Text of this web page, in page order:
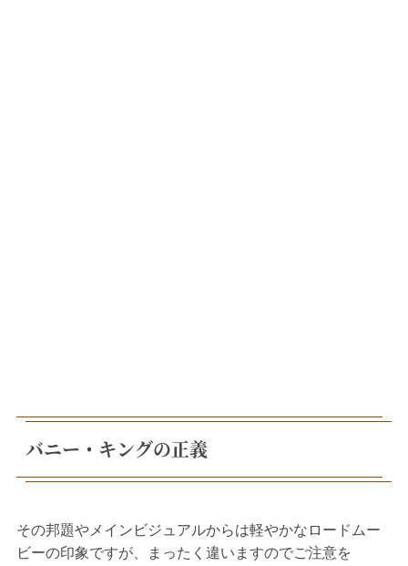
バニー・キングの正義
その邦題やメインビジュアルからは軽やかなロードムー
ビーの印象ですが、まったく違いますのでご注意を